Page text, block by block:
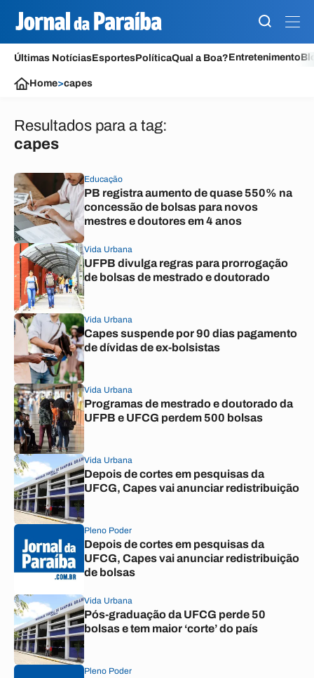
Últimas NotíciasEsportesPolíticaQual a Boa?Entretenimento
Home>capes
Resultados para a tag:
capes
Educação
PB registra aumento de quase 550% na
concessão de bolsas para novos
mestres e doutores em 4 anos
Vida Urbana
UFPB divulga regras para prorrogação
de bolsas de mestrado e doutorado
Vida Urbana
Capes suspende por 90 dias pagamento
de dívidas de ex-bolsistas
Vida Urbana
Programas de mestrado e doutorado da
UFPB e UFCG perdem 500 bolsas
Vida Urbana
Depois de cortes em pesquisas da
UFCG, Capes vai anunciar redistribuição
Pleno Poder
Depois de cortes em pesquisas da
UFCG, Capes vai anunciar redistribuição
de bolsas
Vida Urbana
Pós-graduação da UFCG perde 50
bolsas e tem maior ‘corte’ do país
Pleno Poder